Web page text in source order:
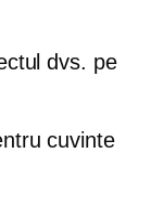
dvs. pe
cuvinte